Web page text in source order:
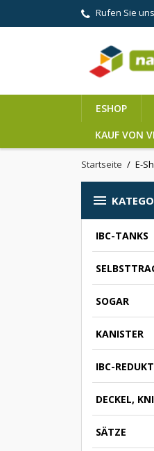
Rufen Sie
ESHOP
KAUF VON
Startseite E-

IBC-TANKS
SOGAR
KANISTER
IBC-
DECKEL,
SÄTZE